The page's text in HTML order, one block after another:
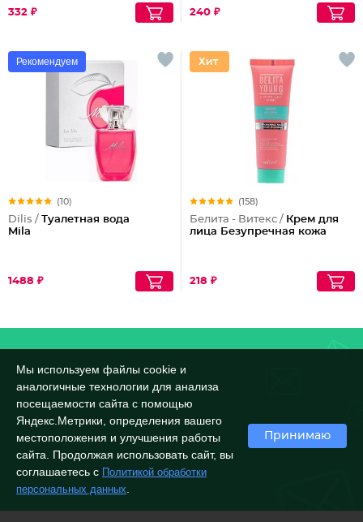
332 ₽ 240 ₽
Рекомендуем
(10)
Dilis / Туалетная вода
Mila
1488 ₽
(158)
Белита - Витекс / Крем для
лица Безупречная кожа
218 ₽
Мы используем файлы cookie и
аналогичные технологии для анализа
посещаемости сайта с помощью
Яндекс.Метрики, определения вашего
местоположения и улучшения работы
сайта. Продолжая использовать сайт, вы
соглашаетесь с Политикой обработки
персональных данных
Принимаю